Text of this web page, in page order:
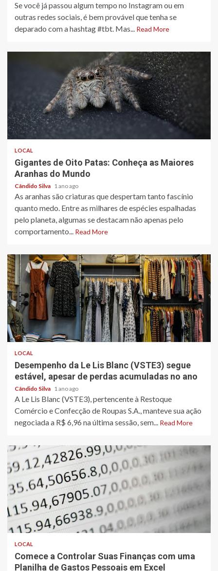
Se você já passou algum tempo no Instagram ou em
outras redes sociais, é bem provável que tenha se
deparado com a hashtag #tbt. Mas... Read More
3 min read
LOCAL
Gigantes de Oito Patas: Conheça as Maiores
Aranhas do Mundo
Cândido Silva 1 ano ago
As aranhas são criaturas que despertam tanto fascínio
quanto medo. Entre as milhares de espécies espalhadas
pelo planeta, algumas se destacam não apenas pelo
comportamento... Read More
3 min read
LOCAL
Desempenho da Le Lis Blanc (VSTE3) segue
estável, apesar de perdas acumuladas no ano
Cândido Silva 1 ano ago
A Le Lis Blanc (VSTE3), pertencente à Restoque
Comércio e Confecção de Roupas S.A., manteve sua ação
negociada a R$ 6,96 na última sessão, sem... Read More
2 min read
LOCAL
Comece a Controlar Suas Finanças com uma
Planilha de Gastos Pessoais em Excel